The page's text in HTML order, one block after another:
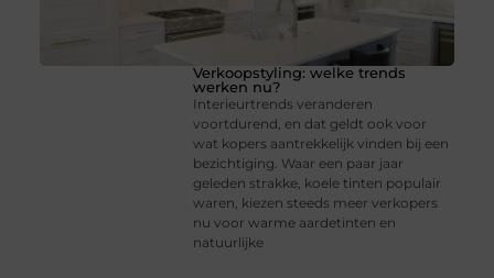
Verkoopstyling: welke trends
werken nu?
Interieurtrends veranderen
voortdurend, en dat geldt ook voor
wat kopers aantrekkelijk vinden bij een
bezichtiging. Waar een paar jaar
geleden strakke, koele tinten populair
waren, kiezen steeds meer verkopers
nu voor warme aardetinten en
natuurlijke